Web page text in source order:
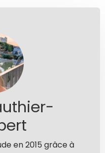
en 2015 grâce à